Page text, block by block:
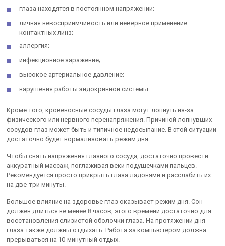
глаза находятся в постоянном напряжении;
личная невосприимчивость или неверное применение
контактных линз;
аллергия;
инфекционное заражение;
высокое артериальное давление;
нарушения работы эндокринной системы.
Кроме того, кровеносные сосуды глаза могут лопнуть из-за
физического или нервного перенапряжения. Причиной лопнувших
сосудов глаз может быть и типичное недосыпание. В этой ситуации
достаточно будет нормализовать режим дня.
Чтобы снять напряжения глазного сосуда, достаточно провести
аккуратный массаж, поглаживая веки подушечками пальцев.
Рекомендуется просто прикрыть глаза ладонями и расслабить их
на две-три минуты.
Большое влияние на здоровье глаз оказывает режим дня. Сон
должен длиться не менее 8 часов, этого времени достаточно для
восстановления слизистой оболочки глаза. На протяжении дня
глаза также должны отдыхать. Работа за компьютером должна
прерываться на 10-минутный отдых.